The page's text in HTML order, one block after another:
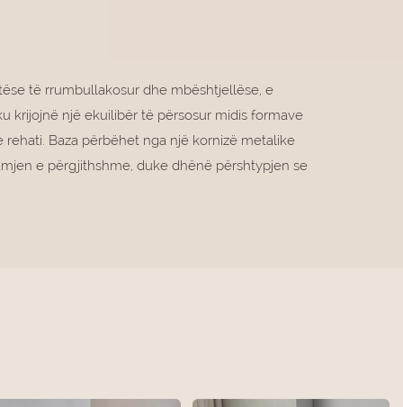
të rrumbullakosur dhe mbështjellëse, e
krijojnë një ekuilibër të përsosur midis formave
Baza përbëhet nga një kornizë metalike
e përgjithshme, duke dhënë përshtypjen se